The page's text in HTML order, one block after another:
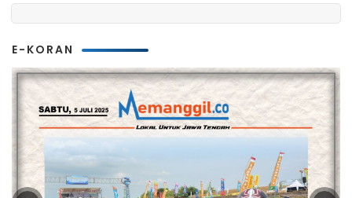
E-KORAN